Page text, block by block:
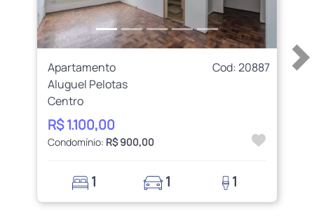
Apartamento
Cod: 20887
Aluguel Pelotas
Centro
R$ 1.100,00
Condomínio: R$ 900,00
1 1 1